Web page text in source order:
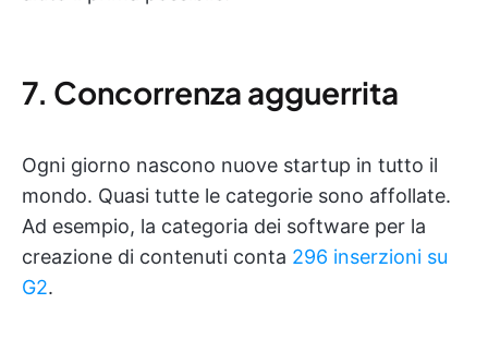
7. Concorrenza agguerrita
Ogni giorno nascono nuove startup in tutto il
mondo. Quasi tutte le categorie sono affollate.
Ad esempio, la categoria dei software per la
creazione di contenuti conta 296 inserzioni su
G2.